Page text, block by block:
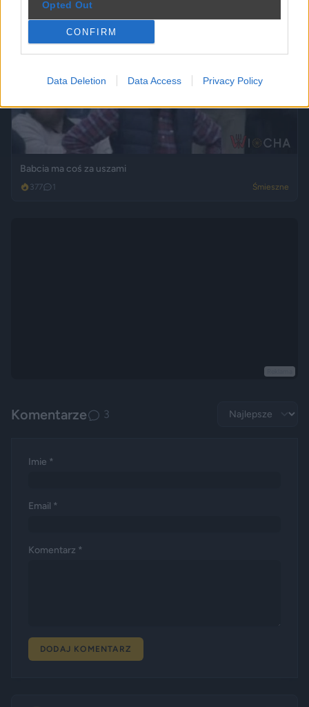
Opted Out
CONFIRM
Data Deletion Data Access Privacy Policy
Babcia ma coś za uszami
377 1 Śmieszne
Komentarze 3
Imie *
Email *
Komentarz *
DODAJ KOMENTARZ